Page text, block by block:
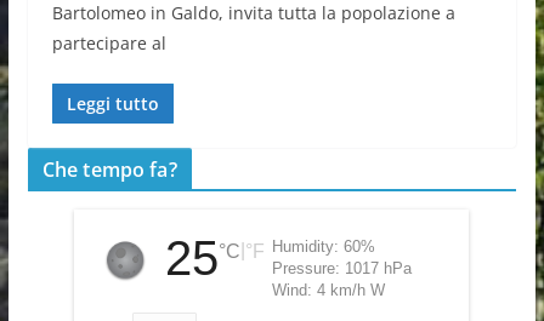
Bartolomeo in Galdo, invita tutta la popolazione a
partecipare al
Leggi tutto
Che tempo fa?
25°C °F Humidity: 60%
Pressure: 1017 hPa
Wind: 4 km/h W